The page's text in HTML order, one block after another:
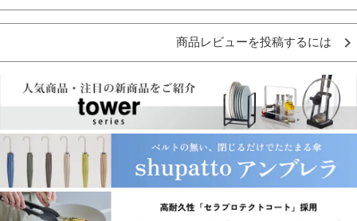
商品レビューを投稿するには